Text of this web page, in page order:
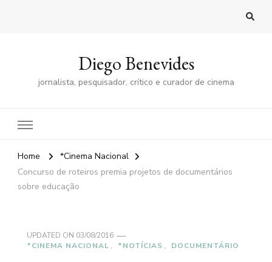
Diego Benevides
jornalista, pesquisador, crítico e curador de cinema
Home
*Cinema Nacional
Concurso de roteiros premia projetos de documentários
sobre educação
UPDATED ON 03/08/2016
*CINEMA NACIONAL
*NOTÍCIAS DOCUMENTÁRIO